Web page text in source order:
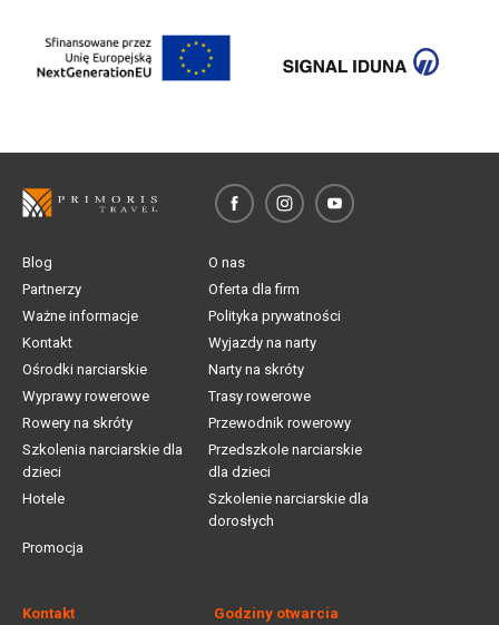
Blog
O nas
Partnerzy
Oferta dla firm
Ważne informacje
Polityka prywatności
Kontakt
Wyjazdy na narty
Ośrodki narciarskie
Narty na skróty
Wyprawy rowerowe
Trasy rowerowe
Rowery na skróty
Przewodnik rowerowy
Szkolenia narciarskie dla
dzieci
Przedszkole narciarskie
dla dzieci
Hotele
Szkolenie narciarskie dla
dorosłych
Promocja
Kontakt Godziny otwarcia